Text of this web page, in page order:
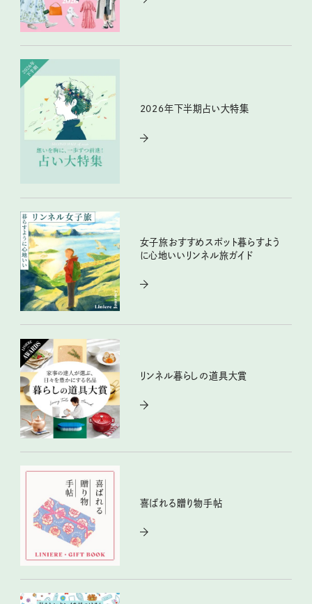
2026年下半期占い大特集
女子旅おすすめスポット暮らすよう
に心地いいリンネル旅ガイド
リンネル暮らしの道具大賞
喜ばれる贈り物手帖